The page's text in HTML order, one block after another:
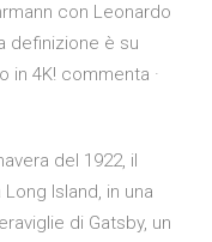
con Leonardo
definizione è su
in 4K! commenta ·
del 1922, il
Island, in una
di Gatsby, un